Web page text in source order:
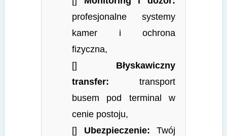
profesjonalne systemy
kamer i ochrona
fizyczna,
[] Błyskawiczny
transfer: transport
busem pod terminal w
cenie postoju,
[] Ubezpieczenie: Twój